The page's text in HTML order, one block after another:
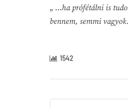
„ …ha prófétálni is
bennem, semmi
1542